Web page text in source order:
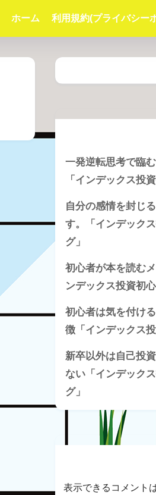
ホーム 利用規約(プライバシー
一発逆転思考で臨
「インデックス投
自分の感情を封じ
す。「インデック
グ」
初心者が本を読む
ンデックス投資初
初心者は気を付け
徴「インデックス
新卒以外は自己投
ない「インデック
グ」
表示できるコメント